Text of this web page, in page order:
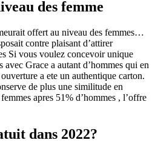
des femme
offert au niveau des femmes…
contre plaisant d’attirer
Si vous voulez concevoir unique
avec Grace a autant d’hommes qui en
a ete un authentique carton.
de plus une similitude en
apres 51% d’hommes , l’offre
dans 2022?